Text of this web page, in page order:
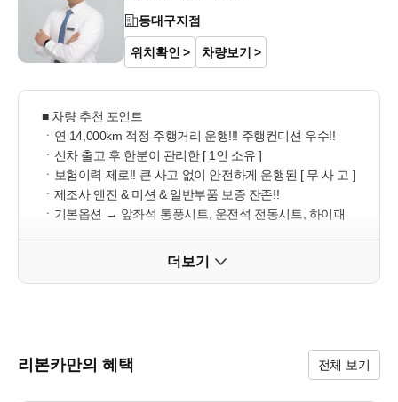
동대구지점
위치확인 차량보기
■ 차량 추천 포인트
ㆍ연 14,000km 적정 주행거리 운행!!! 주행컨디션 우수!!
ㆍ신차 출고 후 한분이 관리한 [ 1인 소유 ]
ㆍ보험이력 제로!! 큰 사고 없이 안전하게 운행된 [ 무 사 고 ]
ㆍ제조사 엔진 & 미션 & 일반부품 보증 잔존!!
ㆍ기본옵션 → 앞좌석 통풍시트, 운전석 전동시트, 하이패
저속 자동 긴급제동, 차선 변경 및 사각지대 경고 시스템, 후
더보기
리본카만의 혜택 전체 보기